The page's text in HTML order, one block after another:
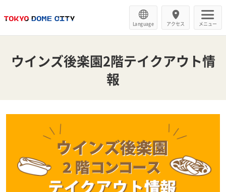
Language アクセス メニュー
ウインズ後楽園2階テイクアウト情
報